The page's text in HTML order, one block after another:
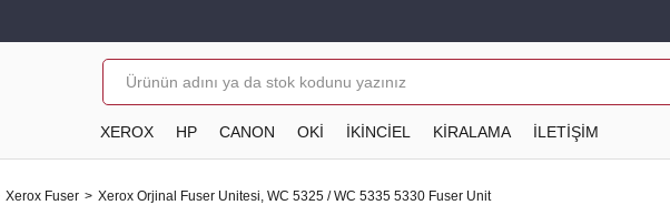
XEROX HP CANON OKİ İKİNCİEL KİRALAMA İLETİŞİM
Xerox Fuser Xerox Orjinal Fuser Unitesi, WC 5325 / WC 5335 5330 Fuser Unit